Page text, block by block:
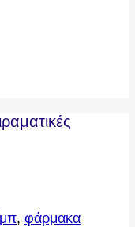
, φάρμακα